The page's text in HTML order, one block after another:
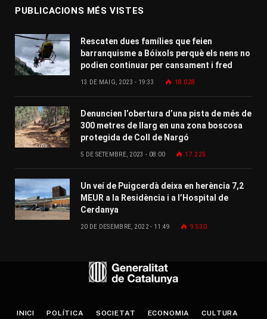
PUBLICACIONS MÉS VISTES
Rescaten dues famílies que feien
barranquisme a Bóixols perquè els nens no
podien continuar per cansament i fred
13 DE MAIG, 2023 - 19:33 18.028
Denuncien l’obertura d’una pista de més de
300 metres de llarg en una zona boscosa
protegida de Coll de Nargó
5 DE SETEMBRE, 2023 - 08:00 17.225
Un veí de Puigcerdà deixa en herència 7,2
MEUR a la Residència i a l’Hospital de
Cerdanya
20 DE DESEMBRE, 2022 - 11:49 9.530
INICI POLÍTICA SOCIETAT ECONOMIA CULTURA